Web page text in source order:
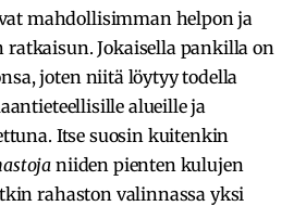
mahdollisimman helpon ja
ratkaisun. Jokaisella pankilla on
joten niitä löytyy todella
alueille ja
Itse suosin kuitenkin
niiden pienten kulujen
rahaston valinnassa yksi